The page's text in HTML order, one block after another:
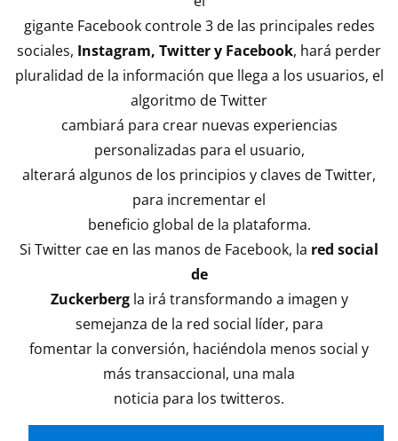
gigante Facebook controle 3 de las principales redes
sociales, Instagram, Twitter y Facebook, hará perder
pluralidad de la información que llega a los usuarios, el
algoritmo de Twitter
cambiará para crear nuevas experiencias
personalizadas para el usuario,
alterará algunos de los principios y claves de Twitter,
para incrementar el
beneficio global de la plataforma.
Si Twitter cae en las manos de Facebook, la red social
de
Zuckerbergla irá transformando a imagen y
semejanza de la red social líder, para
fomentar la conversión, haciéndola menos social y
más transaccional, una mala
noticia para los twitteros.